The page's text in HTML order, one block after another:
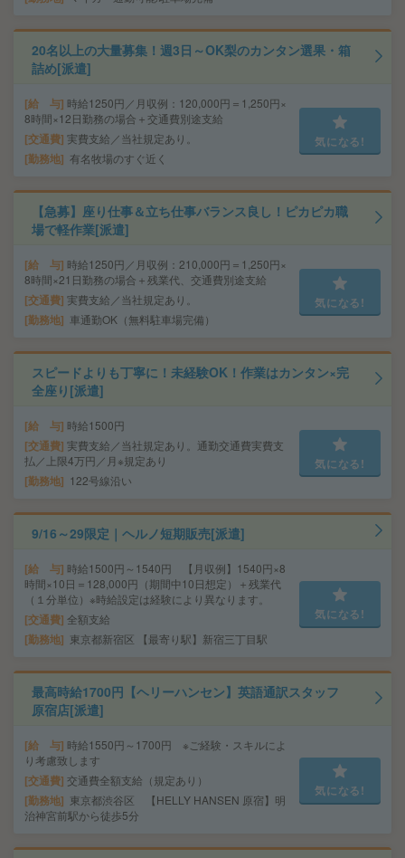
20名以上の大量募集！週3日～OK梨のカンタン選果・箱
詰め[派遣]
給 与 時給1250円／月収例：120,000円＝1,250円×
8時間×12日勤務の場合＋交通費別途支給
交通費 実費支給／当社規定あり。
勤務地 有名牧場のすぐ近く
気になる!
【急募】座り仕事＆立ち仕事バランス良し！ピカピカ職
場で軽作業[派遣]
給 与 時給1250円／月収例：210,000円＝1,250円×
8時間×21日勤務の場合＋残業代、交通費別途支給
交通費 実費支給／当社規定あり。
勤務地 車通勤OK（無料駐車場完備）
気になる!
スピードよりも丁寧に！未経験OK！作業はカンタン×完
全座り[派遣]
給 与 時給1500円
交通費 実費支給／当社規定あり。通勤交通費実費支
払／上限4万円／月※規定あり
勤務地 122号線沿い
気になる!
9/16～29限定｜ヘルノ短期販売[派遣]
給 与 時給1500円～1540円 【月収例】1540円×8
時間×10日＝128,000円（期間中10日想定）＋残業代
（１分単位）※時給設定は経験により異なります。
交通費 全額支給
勤務地 東京都新宿区 【最寄り駅】新宿三丁目駅
気になる!
最高時給1700円【ヘリーハンセン】英語通訳スタッフ
原宿店[派遣]
給 与 時給1550円～1700円 ※ご経験・スキルによ
り考慮致します
交通費 交通費全額支給（規定あり）
勤務地
東京都渋谷区 【HELLY HANSEN 原宿】明
治神宮前駅から徒歩5分
気になる!